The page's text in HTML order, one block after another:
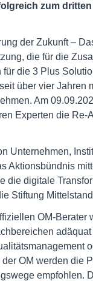
zum dritten
der Zukunft –
die für die
die 3 Plus
über vier Jahren
Am
Experten die Re-
Unternehmen,
Aktionsbündnis
die digitale
Stiftung
OM-Berater
OM werden die
empfohlen.